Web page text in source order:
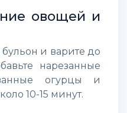
овощей и
нарезанные
огурцы и
10-15 минут.